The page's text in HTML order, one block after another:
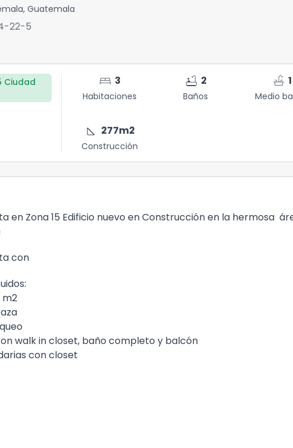
, Guatemala
22-5
Ciudad
bed 3
Habitaciones
bathtub 2
Baños
faucet 1
Medio
square_foot 277m2
Construcción
en Zona 15 Edificio nuevo en Construcción en la hermosa
con
m2
walk in closet, baño completo y balcón
con closet